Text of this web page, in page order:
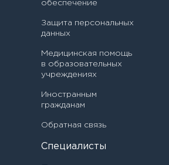
обеспечение
Защита персональных
данных
Медицинская помощь
в образовательных
учреждениях
Иностранным
гражданам
Обратная связь
Специалисты
Владимировна
Сергеевна
Анваровна